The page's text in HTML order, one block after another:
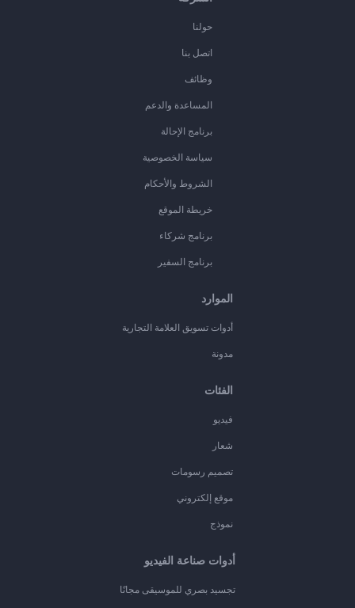
حولنا
اتصل بنا
وظائف
المساعدة والدعم
برنامج الإحالة
سياسة الخصوصية
الشروط والأحكام
خريطة الموقع
برنامج شركاء
برنامج السفير
الموارد
أدوات تسويق العلامة التجارية
مدونة
الفئات
فيديو
شعار
تصميم رسومات
موقع إلكتروني
نموذج
أدوات صناعة الفيديو
تجسيد بصري للموسيقى مجانًا